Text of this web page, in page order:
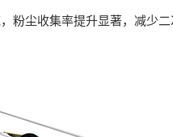
尘收集率提升显著，减少二